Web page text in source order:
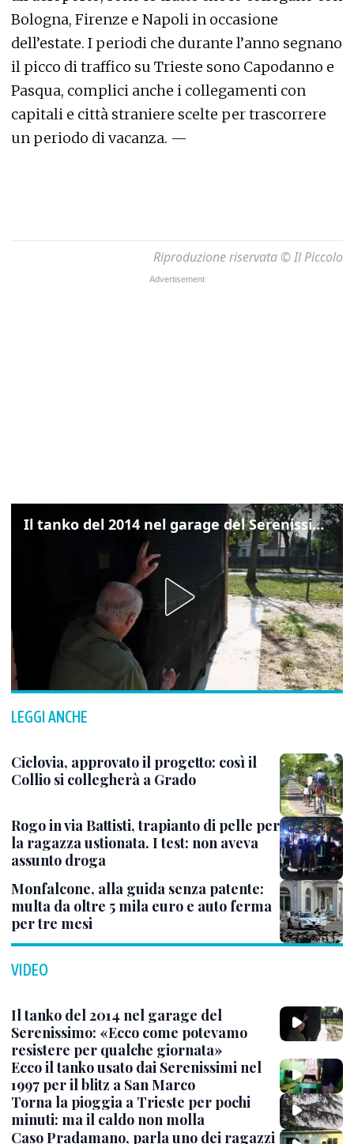
Bologna, Firenze e Napoli in occasione
dell’estate. I periodi che durante l’anno segnano
il picco di traffico su Trieste sono Capodanno e
Pasqua, complici anche i collegamenti con
capitali e città straniere scelte per trascorrere
un periodo di vacanza. —
Riproduzione riservata © Il Piccolo
Il tanko del 2014 nel garage del Serenissimo: «Ecco come potevamo resistere per qualche giornata»
LEGGI ANCHE
Ciclovia, approvato il progetto: così il
Collio si collegherà a Grado
Rogo in via Battisti, trapianto di pelle per
la ragazza ustionata. I test: non aveva
assunto droga
Monfalcone, alla guida senza patente:
multa da oltre 5 mila euro e auto ferma
per tre mesi
VIDEO
Il tanko del 2014 nel garage del
Serenissimo: «Ecco come potevamo
resistere per qualche giornata»
Ecco il tanko usato dai Serenissimi nel
1997 per il blitz a San Marco
Torna la pioggia a Trieste per pochi
minuti: ma il caldo non molla
Caso Pradamano, parla uno dei ragazzi